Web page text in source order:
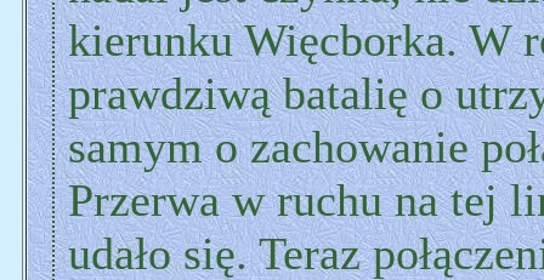
kierunku Więcborka. W
prawdziwą batalię o
samym o zachowanie
Przerwa w ruchu na tej
udało się. Teraz